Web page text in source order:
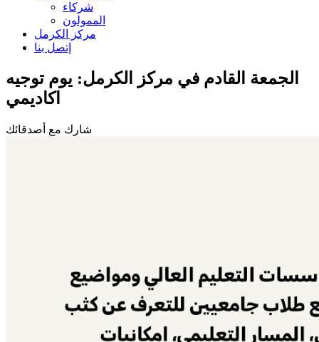
شركاء
الممولون
مركز الكرمل
إتصل بنا
الجمعة القادم في مركز الكرمل: يوم توجيه
اكاديمي
شارك مع أصدقائك